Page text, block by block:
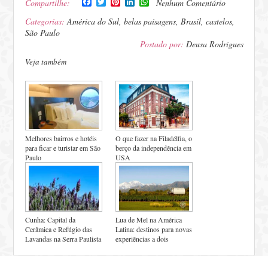
Compartilhe:
Nenhum Comentário
Categorias:América do Sul,belas paisagens,Brasil,castelos,
São Paulo
Postado por: Deusa Rodrigues
Veja também
Melhores bairros e hotéis
para ficar e turistar em São
Paulo
O que fazer na Filadélfia, o
berço da independência em
USA
Cunha: Capital da
Cerâmica e Refúgio das
Lavandas na Serra Paulista
Lua de Mel na América
Latina: destinos para novas
experiências a dois